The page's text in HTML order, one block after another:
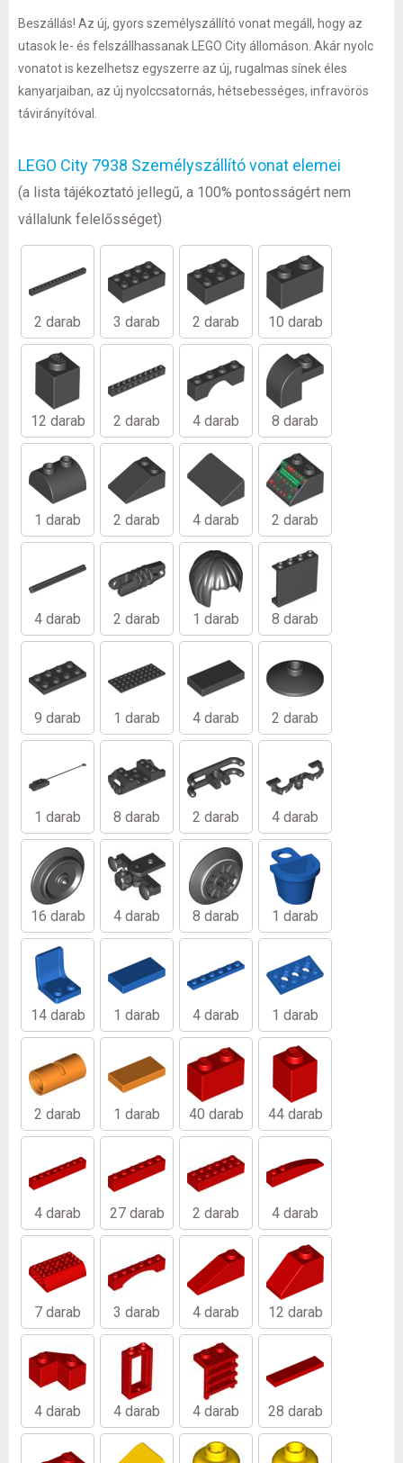
Beszállás! Az új, gyors személyszállító vonat megáll, hogy az
utasok le- és felszállhassanak LEGO City állomáson. Akár nyolc
vonatot is kezelhetsz egyszerre az új, rugalmas sínek éles
kanyarjaiban, az új nyolccsatornás, hétsebességes, infravörös
távirányítóval.
LEGO City 7938 Személyszállító vonat elemei
(a lista tájékoztató jellegű, a 100% pontosságért nem
vállalunk felelősséget)
2 darab 3 darab 2 darab 10 darab
12 darab 2 darab 4 darab 8 darab
1 darab 2 darab 4 darab 2 darab
4 darab 2 darab 1 darab 8 darab
9 darab 1 darab 4 darab 2 darab
1 darab 8 darab 2 darab 4 darab
16 darab 4 darab 8 darab 1 darab
14 darab 1 darab 4 darab 1 darab
2 darab 1 darab 40 darab 44 darab
4 darab 27 darab 2 darab 4 darab
7 darab 3 darab 4 darab 12 darab
4 darab 4 darab 4 darab 28 darab